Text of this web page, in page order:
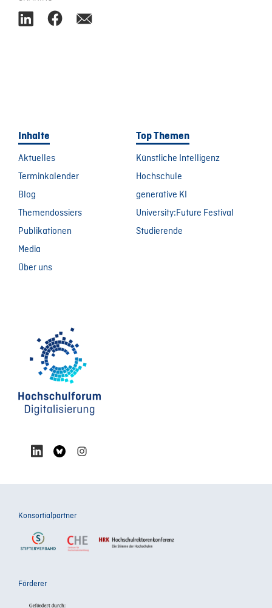
Inhalte
Aktuelles
Terminkalender
Blog
Themendossiers
Publikationen
Media
Über uns
Top Themen
Künstliche Intelligenz
Hochschule
generative KI
University:Future Festival
Studierende
Konsortialpartner
Förderer